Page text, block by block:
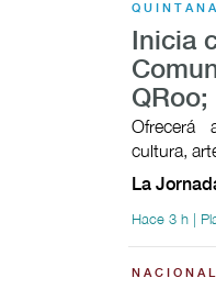
Inicia
QRoo;
Ofrecerá
cultura,
La
Hace 3 h |